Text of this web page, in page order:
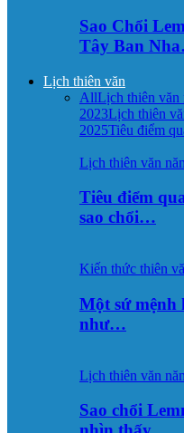
Sao Chổi
Tây Ban
Lịch thiên văn
AllLịch thiên văn
2023Lịch thiên
2025Tiêu điểm
Lịch thiên văn
Tiêu điểm
sao chổi…
Kiến thức thiên
Một sứ mệnh
như…
Lịch thiên văn
Sao chổi